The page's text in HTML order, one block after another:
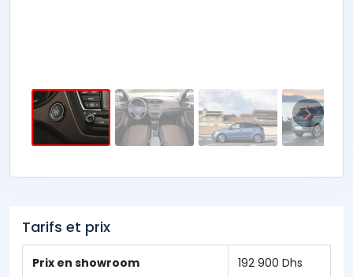
Tarifs et prix
Prix en showroom 192 900 Dhs